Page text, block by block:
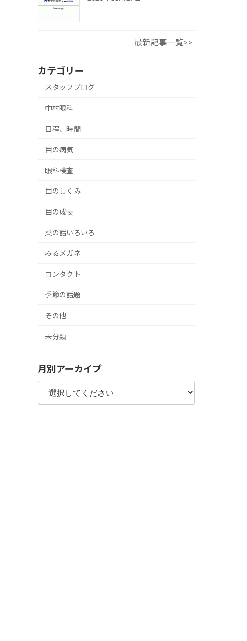
最新記事一覧>>
カテゴリー
スタッフブログ
中村眼科
日程、時間
目の病気
眼科検査
目のしくみ
目の成長
薬の話いろいろ
みるメガネ
コンタクト
季節の話題
その他
未分類
月別アーカイブ